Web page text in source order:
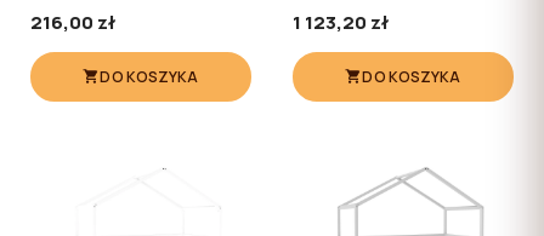
216,00 zł
DO KOSZYKA
1 123,20 zł
DO KOSZYKA